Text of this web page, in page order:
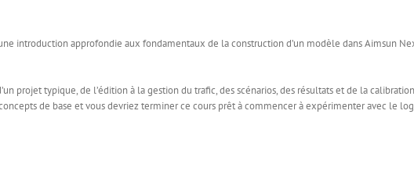
introduction approfondie aux fondamentaux de la construction d’un modèle dans Aimsun
projet typique, de l’édition à la gestion du trafic, des scénarios, des résultats et de la
de base et vous devriez terminer ce cours prêt à commencer à expérimenter avec le